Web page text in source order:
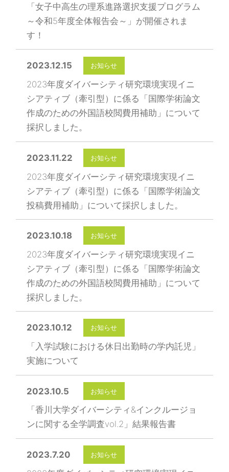
「女子中高生の理系進路選択支援プログラム
～令和5年度全体報告会～」が開催されま
す！
2023.12.15 お知らせ
2023年度ダイバーシティ研究環境実現イニ
シアティブ（牽引型）に係る「国際学術論文
作成のための外国語校閲費用補助」について
採択しました。
2023.11.22 お知らせ
2023年度ダイバーシティ研究環境実現イニ
シアティブ（牽引型）に係る「国際学術論文
投稿費用補助」について採択しました。
2023.10.18 お知らせ
2023年度ダイバーシティ研究環境実現イニ
シアティブ（牽引型）に係る「国際学術論文
作成のための外国語校閲費用補助」について
採択しました。
2023.10.12 お知らせ
「入学試験における休日出勤時の学内託児」
実施について
2023.10.5 お知らせ
「香川大学ダイバーシティ&インクルージョ
ンに関する全学調査vol.2」結果報告書
2023.7.20 お知らせ